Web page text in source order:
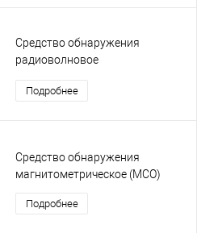
Средство обнаружения
радиоволновое
(РВП)
Подробнее
Средство обнаружения
магнитометрическое (МСО)
Подробнее